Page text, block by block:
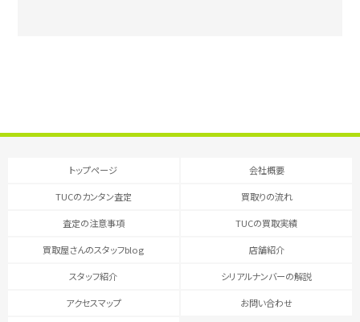
トップページ 会社概要
TUCのカンタン査定 買取りの流れ
査定の注意事項 TUCの買取実績
買取屋さんのスタッフblog 店舗紹介
スタッフ紹介 シリアルナンバーの解説
アクセスマップ お問い合わせ